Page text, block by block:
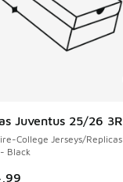
Juventus 25/26
College Jerseys/Replicas
Black